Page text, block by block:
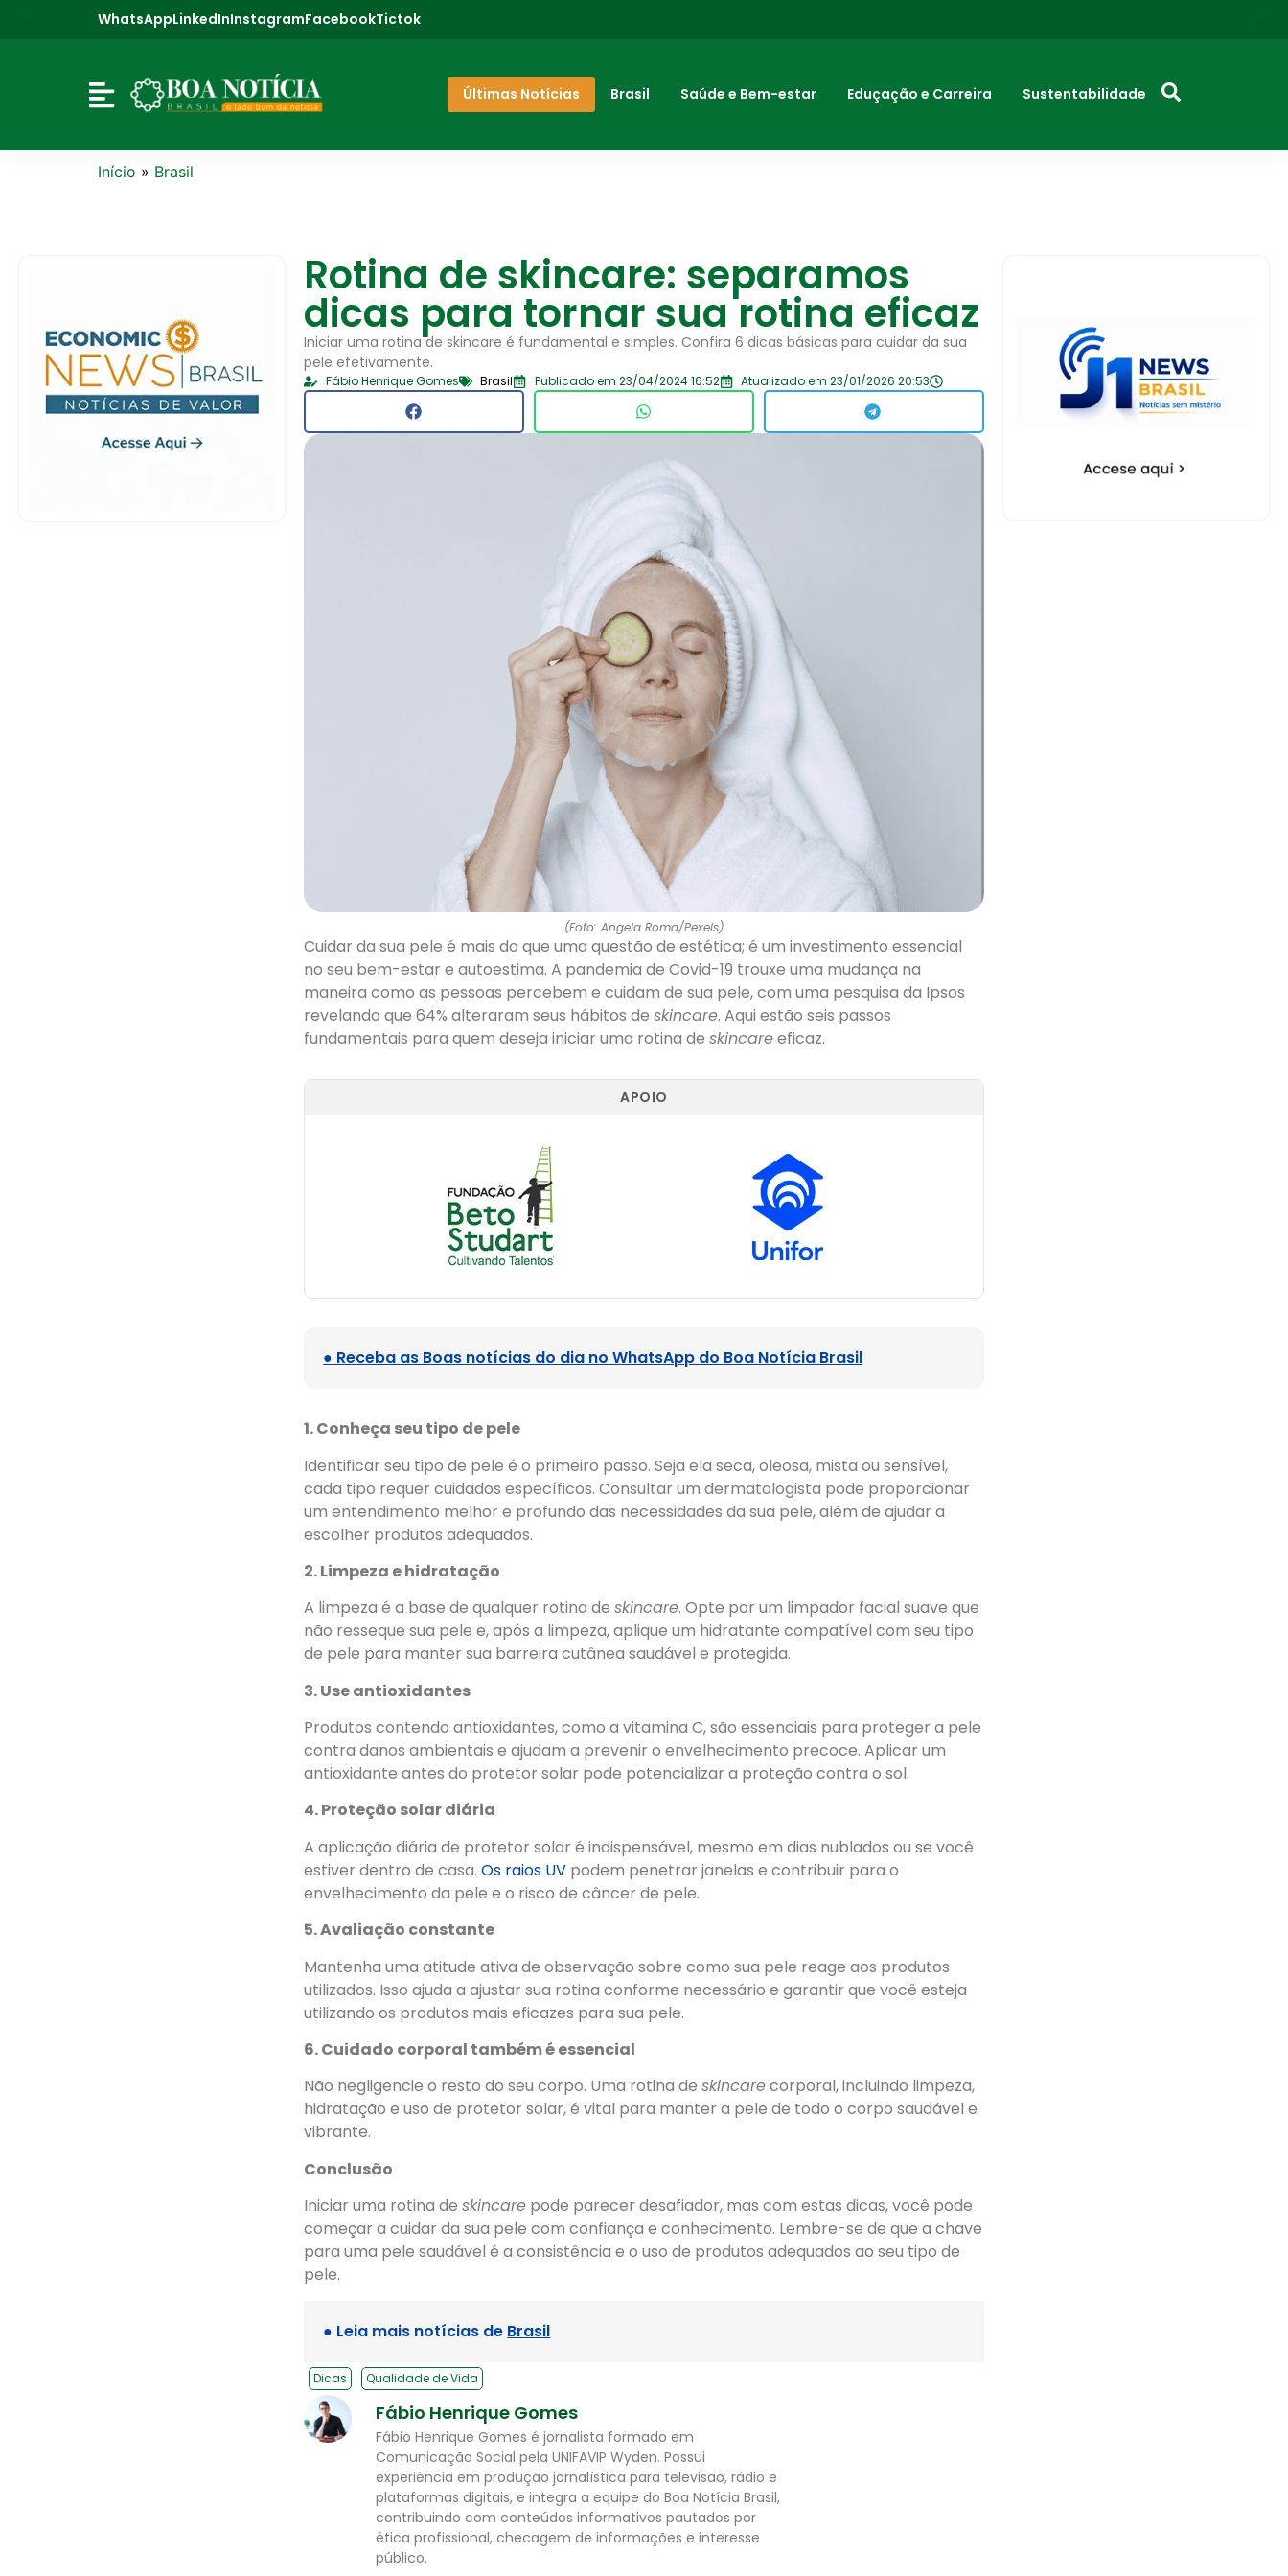
WhatsAppLinkedInInstagramFacebookTictok
Últimas Notícias Brasil Saúde e Bem-estar Eduçação e Carreira Sustentabilidade
Início » Brasil
Rotina de skincare: separamos
dicas para tornar sua rotina eficaz
Iniciar uma rotina de skincare é fundamental e simples. Confira 6 dicas básicas para cuidar da sua
pele efetivamente.
Fábio Henrique Gomes Brasil Publicado em 23/04/2024 16:52 Atualizado em 23/01/2026 20:53
(Foto: Angela Roma/Pexels)
Cuidar da sua pele é mais do que uma questão de estética; é um investimento essencial
no seu bem-estar e autoestima. A pandemia de Covid-19 trouxe uma mudança na
maneira como as pessoas percebem e cuidam de sua pele, com uma pesquisa da Ipsos
revelando que 64% alteraram seus hábitos deskincare. Aqui estão seis passos
fundamentais para quem deseja iniciar uma rotina deskincareeficaz.
APOIO
● Receba as Boas notícias do dia no WhatsApp do Boa Notícia Brasil
1. Conheça seu tipo de pele
Identificar seu tipo de pele é o primeiro passo. Seja ela seca, oleosa, mista ou sensível,
cada tipo requer cuidados específicos. Consultar um dermatologista pode proporcionar
um entendimento melhor e profundo das necessidades da sua pele, além de ajudar a
escolher produtos adequados.
2. Limpeza e hidratação
A limpeza é a base de qualquer rotina deskincare. Opte por um limpador facial suave que
não resseque sua pele e, após a limpeza, aplique um hidratante compatível com seu tipo
de pele para manter sua barreira cutânea saudável e protegida.
3. Use antioxidantes
Produtos contendo antioxidantes, como a vitamina C, são essenciais para proteger a pele
contra danos ambientais e ajudam a prevenir o envelhecimento precoce. Aplicar um
antioxidante antes do protetor solar pode potencializar a proteção contra o sol.
4. Proteção solar diária
A aplicação diária de protetor solar é indispensável, mesmo em dias nublados ou se você
estiver dentro de casa.Os raios UV podem penetrar janelas e contribuir para o
envelhecimento da pele e o risco de câncer de pele.
5. Avaliação constante
Mantenha uma atitude ativa de observação sobre como sua pele reage aos produtos
utilizados. Isso ajuda a ajustar sua rotina conforme necessário e garantir que você esteja
utilizando os produtos mais eficazes para sua pele.
6. Cuidado corporal também é essencial
Não negligencie o resto do seu corpo. Uma rotina deskincarecorporal, incluindo limpeza,
hidratação e uso de protetor solar, é vital para manter a pele de todo o corpo saudável e
vibrante.
Conclusão
Iniciar uma rotina deskincare pode parecer desafiador, mas com estas dicas, você pode
começar a cuidar da sua pele com confiança e conhecimento. Lembre-se de que a chave
para uma pele saudável é a consistência e o uso de produtos adequados ao seu tipo de
pele.
● Leia mais notícias de Brasil
Dicas Qualidade de Vida
Fábio Henrique Gomes
Fábio Henrique Gomes é jornalista formado em
Comunicação Social pela UNIFAVIP Wyden. Possui
experiência em produção jornalística para televisão, rádio e
plataformas digitais, e integra a equipe do Boa Notícia Brasil,
contribuindo com conteúdos informativos pautados por
ética profissional, checagem de informações e interesse
público.